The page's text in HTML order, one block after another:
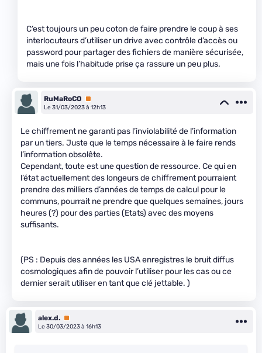
C’est toujours un peu coton de faire prendre le coup à ses
interlocuteurs d’utiliser un drive avec contrôle d’accès ou
password pour partager des fichiers de manière sécurisée,
mais une fois l’habitude prise ça rassure un peu plus.
RuMaRoCO
Premium
Le 31/03/2023 à 12h13
Le chiffrement ne garanti pas l’inviolabilité de l’information
par un tiers. Juste que le temps nécessaire à le faire rends
l’information obsolête.
Cependant, toute est une question de ressource. Ce qui en
l’état actuellement des longeurs de chiffrement pourraient
prendre des milliers d’années de temps de calcul pour le
communs, pourrait ne prendre que quelques semaines, jours
heures (?) pour des parties (Etats) avec des moyens
suffisants.
(PS : Depuis des années les USA enregistres le bruit diffus
cosmologiques afin de pouvoir l’utiliser pour les cas ou ce
dernier serait utiliser en tant que clé jettable. )
alex.d. Premium
Le 30/03/2023 à 16h13